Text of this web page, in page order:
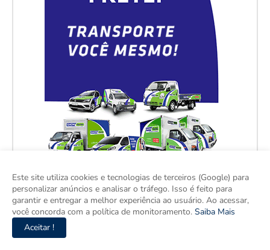
Este site utiliza cookies e tecnologias de terceiros (Google) para
personalizar anúncios e analisar o tráfego. Isso é feito para
garantir e entregar a melhor experiência ao usuário. Ao acessar,
você concorda com a política de monitoramento. Saiba Mais
Aceitar !